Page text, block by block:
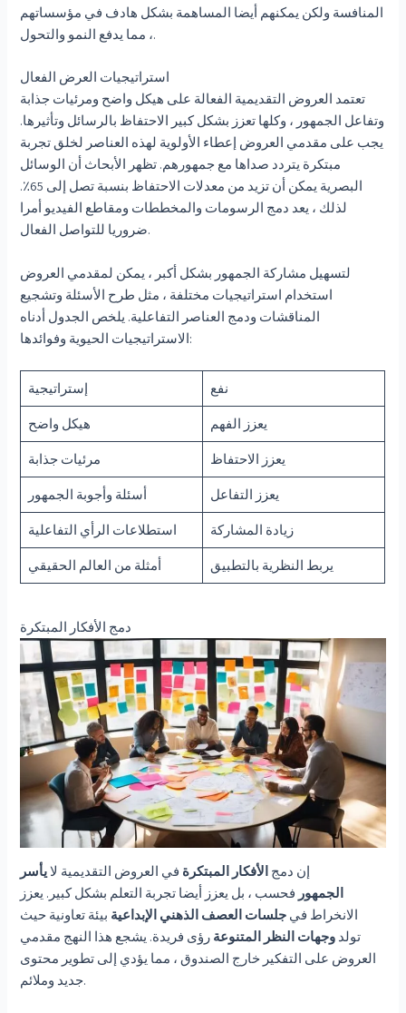
المنافسة ولكن يمكنهم أيضا المساهمة بشكل هادف في مؤسساتهم
، مما يدفع النمو والتحول.
استراتيجيات العرض الفعال
تعتمد العروض التقديمية الفعالة على هيكل واضح ومرئيات جذابة
وتفاعل الجمهور ، وكلها تعزز بشكل كبير الاحتفاظ بالرسائل وتأثيرها.
يجب على مقدمي العروض إعطاء الأولوية لهذه العناصر لخلق تجربة
مبتكرة يتردد صداها مع جمهورهم. تظهر الأبحاث أن الوسائل
البصرية يمكن أن تزيد من معدلات الاحتفاظ بنسبة تصل إلى 65٪.
لذلك ، يعد دمج الرسومات والمخططات ومقاطع الفيديو أمرا
ضروريا للتواصل الفعال.
لتسهيل مشاركة الجمهور بشكل أكبر ، يمكن لمقدمي العروض
استخدام استراتيجيات مختلفة ، مثل طرح الأسئلة وتشجيع
المناقشات ودمج العناصر التفاعلية. يلخص الجدول أدناه
الاستراتيجيات الحيوية وفوائدها:
إستراتيجية نفع
هيكل واضح يعزز الفهم
مرئيات جذابة يعزز الاحتفاظ
أسئلة وأجوبة الجمهور يعزز التفاعل
استطلاعات الرأي التفاعلية زيادة المشاركة
أمثلة من العالم الحقيقي يربط النظرية بالتطبيق
دمج الأفكار المبتكرة
إن دمج الأفكار المبتكرة في العروض التقديمية لا يأسر
الجمهور فحسب ، بل يعزز أيضا تجربة التعلم بشكل كبير. يعزز
الانخراط في جلسات العصف الذهني الإبداعية بيئة تعاونية حيث
تولد وجهات النظر المتنوعة رؤى فريدة. يشجع هذا النهج مقدمي
العروض على التفكير خارج الصندوق ، مما يؤدي إلى تطوير محتوى
جديد وملائم.